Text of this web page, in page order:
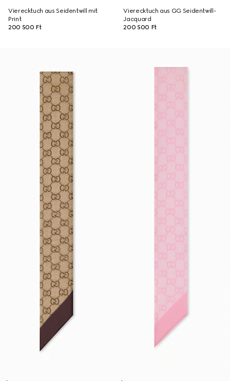
Vierecktuch aus Seidentwill mit
Print
200 500 Ft
Vierecktuch aus GG Seidentwill-
Jacquard
200 500 Ft